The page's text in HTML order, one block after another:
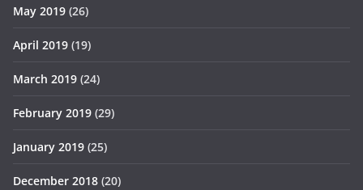
May 2019 (26)
April 2019 (19)
March 2019 (24)
February 2019 (29)
January 2019 (25)
December 2018 (20)